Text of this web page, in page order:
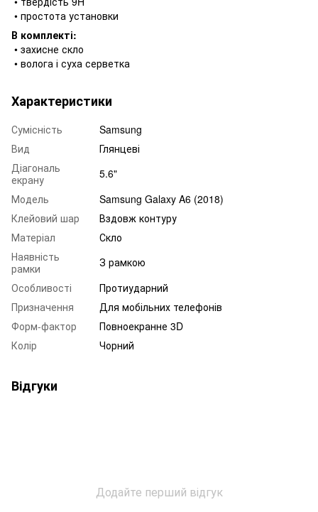
• простота установки
В комплекті:
• захисне скло
• волога і суха серветка
Характеристики
Сумісність
Samsung
Вид
Глянцеві
Діагональ
екрану
5.6"
Модель
Samsung Galaxy A6 (2018)
Клейовий шар
Вздовж контуру
Матеріал
Скло
Наявність
рамки
З рамкою
Особливості
Протиударний
Призначення
Для мобільних телефонів
Форм-фактор
Повноекранне 3D
Колір
Чорний
Відгуки
Додайте перший відгук